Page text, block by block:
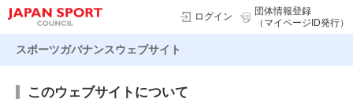
ログイン
団体情報登録
（マイページID発行）
スポーツガバナンスウェブサイト
このウェブサイトについて